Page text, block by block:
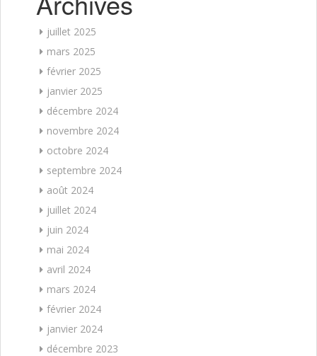
juillet 2025
mars 2025
février 2025
janvier 2025
décembre 2024
novembre 2024
octobre 2024
septembre 2024
août 2024
juillet 2024
juin 2024
mai 2024
avril 2024
mars 2024
février 2024
janvier 2024
décembre 2023